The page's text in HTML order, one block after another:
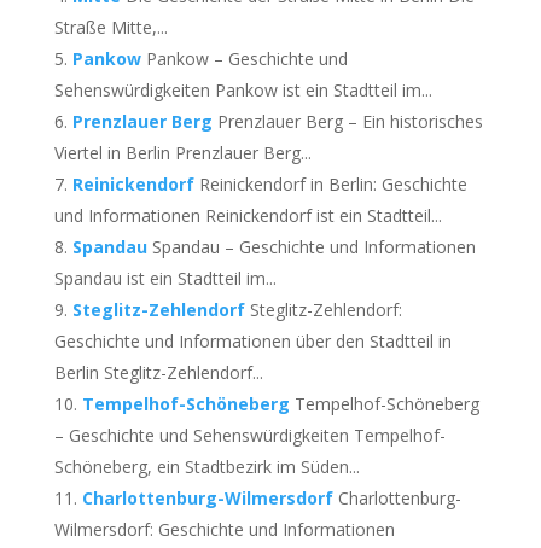
Straße Mitte,...
Pankow Pankow – Geschichte und
Sehenswürdigkeiten Pankow ist ein Stadtteil im...
Prenzlauer Berg Prenzlauer Berg – Ein historisches
Viertel in Berlin Prenzlauer Berg...
Reinickendorf Reinickendorf in Berlin: Geschichte
und Informationen Reinickendorf ist ein Stadtteil...
Spandau Spandau – Geschichte und Informationen
Spandau ist ein Stadtteil im...
Steglitz-Zehlendorf Steglitz-Zehlendorf:
Geschichte und Informationen über den Stadtteil in
Berlin Steglitz-Zehlendorf...
Tempelhof-Schöneberg Tempelhof-Schöneberg
– Geschichte und Sehenswürdigkeiten Tempelhof-
Schöneberg, ein Stadtbezirk im Süden...
Charlottenburg-Wilmersdorf Charlottenburg-
Wilmersdorf: Geschichte und Informationen